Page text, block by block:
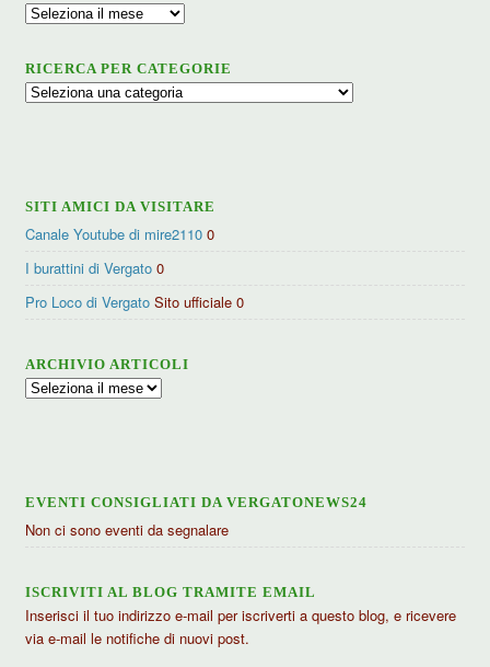
Archivio
RICERCA PER CATEGORIE
Ricerca
SITI AMICI DA VISITARE
Canale Youtube di mire2110 0
I burattini di Vergato 0
Pro Loco di Vergato Sito ufficiale 0
ARCHIVIO ARTICOLI
Archivio
EVENTI CONSIGLIATI DA VERGATONEWS24
Non ci sono eventi da segnalare
ISCRIVITI AL BLOG TRAMITE EMAIL
Inserisci il tuo indirizzo e-mail per iscriverti a questo blog, e ricevere
via e-mail le notifiche di nuovi post.